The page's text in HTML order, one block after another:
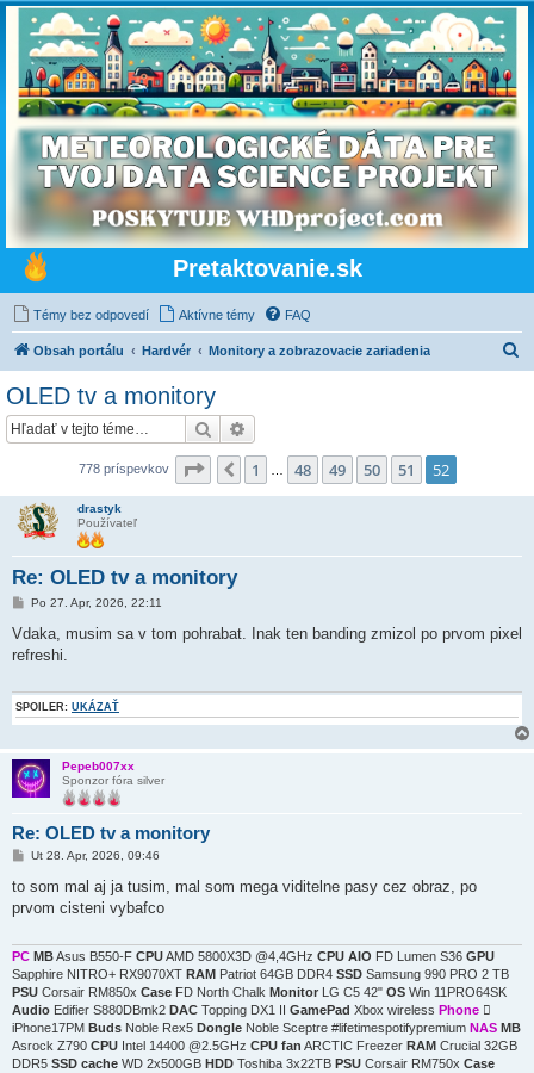
Pretaktovanie.sk
Témy bez odpovedí Aktívne témy FAQ
Obsah portálu Hardvér Monitory a zobrazovacie zariadenia
OLED tv a monitory
Hľadať
778 príspevkov Strana 52z 52
Predchádzajúci
1 48 49 50 51 52
drastyk
Používateľ
Re: OLED tv a monitory
P
í
p
o
k
Po 27. Apr, 2026, 22:11
Vdaka, musim sa v tom pohrabat. Inak ten banding zmizol po prvom pixel
refreshi.
SPOILER: UKÁZAŤ
Pepeb007xx
Sponzor fóra silver
Re: OLED tv a monitory
P
p
o
k
Ut 28. Apr, 2026, 09:46
to som mal aj ja tusim, mal som mega viditelne pasy cez obraz, po
prvom cisteni vybafco
PC MBAsus B550-F CPUAMD 5800X3D @4,4GHz CPU AIO FD Lumen S36 GPU
Sapphire NITRO+ RX9070XT RAM Patriot 64GB DDR4 SSD Samsung 990 PRO 2 TB
PSU Corsair RM850x Case FD North Chalk Monitor LG C5 42" OS Win 11PRO64SK
Audio Edifier S880DBmk2 DAC Topping DX1 II GamePad Xbox wireless Phone 
iPhone17PM Buds Noble Rex5 Dongle Noble Sceptre #lifetimespotifypremium NAS MB
Asrock Z790 CPU Intel 14400 @2.5GHz CPU fan ARCTIC Freezer RAM Crucial 32GB
DDR5 SSD cache WD 2x500GB HDD Toshiba 3x22TB PSU Corsair RM750x Case